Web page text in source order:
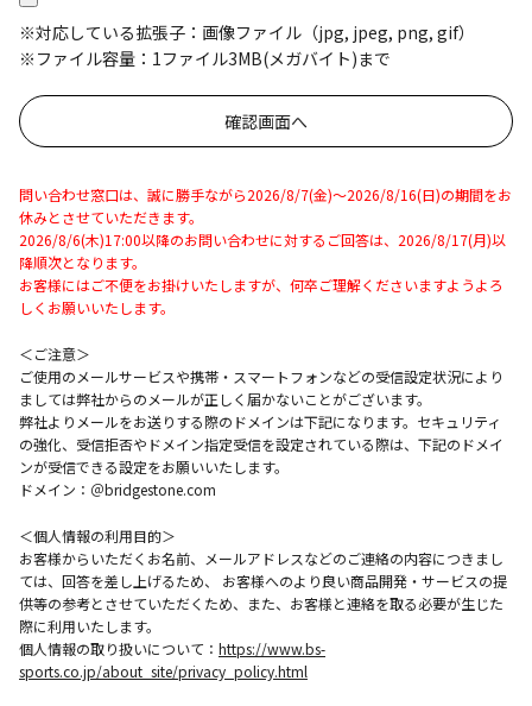
※対応している拡張子：画像ファイル（jpg, jpeg, png, gif）
※ファイル容量：1ファイル3MB(メガバイト)まで
問い合わせ窓口は、誠に勝手ながら2026/8/7(金)～2026/8/16(日)の期間をお
休みとさせていただきます。
2026/8/6(木)17:00以降のお問い合わせに対するご回答は、2026/8/17(月)以
降順次となります。
お客様にはご不便をお掛けいたしますが、何卒ご理解くださいますようよろ
しくお願いいたします。
＜ご注意＞
ご使用のメールサービスや携帯・スマートフォンなどの受信設定状況により
ましては弊社からのメールが正しく届かないことがございます。
弊社よりメールをお送りする際のドメインは下記になります。セキュリティ
の強化、受信拒否やドメイン指定受信を設定されている際は、下記のドメイ
ンが受信できる設定をお願いいたします。
ドメイン：＠bridgestone.com
＜個人情報の利用目的＞
お客様からいただくお名前、メールアドレスなどのご連絡の内容につきまし
ては、回答を差し上げるため、 お客様へのより良い商品開発・サービスの提
供等の参考とさせていただくため、また、お客様と連絡を取る必要が生じた
際に利用いたします。
個人情報の取り扱いについて： https://www.bs-
sports.co.jp/about_site/privacy_policy.html